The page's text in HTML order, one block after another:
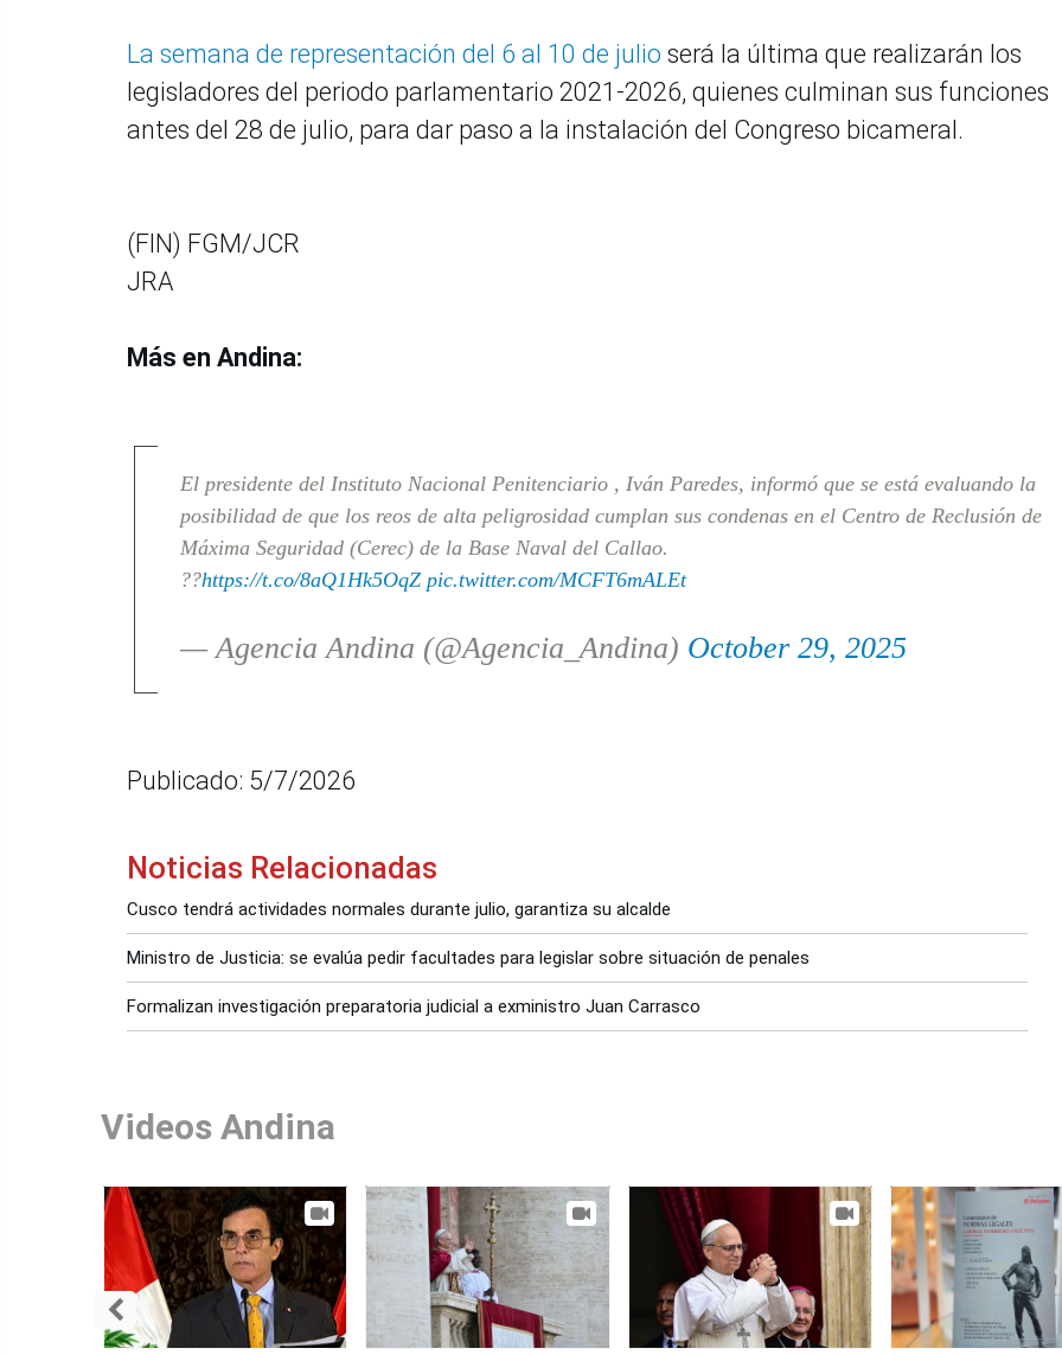
La semana de representación del 6 al 10 de julio será la última que realizarán los
legisladores del periodo parlamentario 2021-2026, quienes culminan sus funciones
antes del 28 de julio, para dar paso a la instalación del Congreso bicameral.
(FIN) FGM/JCR
JRA
Más en Andina:
El presidente del Instituto Nacional Penitenciario , Iván Paredes, informó que se está evaluando la
posibilidad de que los reos de alta peligrosidad cumplan sus condenas en el Centro de Reclusión de
Máxima Seguridad (Cerec) de la Base Naval del Callao.
??https://t.co/8aQ1Hk5OqZ pic.twitter.com/MCFT6mALEt
— Agencia Andina (@Agencia_Andina) October 29, 2025
Publicado: 5/7/2026
Noticias Relacionadas
Cusco tendrá actividades normales durante julio, garantiza su alcalde
Ministro de Justicia: se evalúa pedir facultades para legislar sobre situación de penales
Formalizan investigación preparatoria judicial a exministro Juan Carrasco
Videos Andina